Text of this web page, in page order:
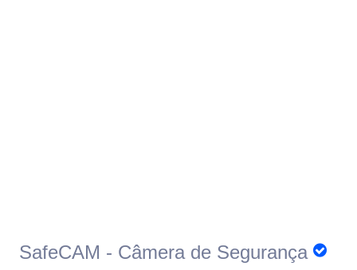
SafeCAM - Câmera de Segurança